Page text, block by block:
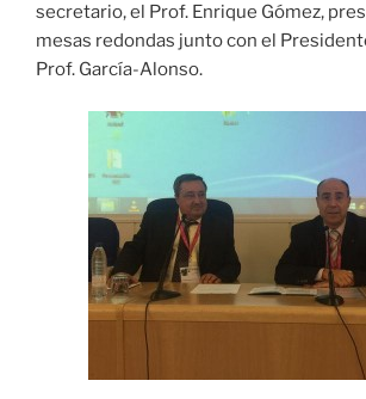
secretario, el Prof. Enrique Gómez,
mesas redondas junto con el
Prof. García-Alonso.